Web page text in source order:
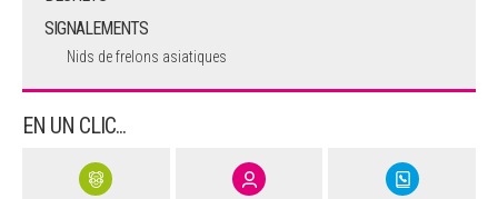
SIGNALEMENTS
Nids de frelons asiatiques
EN UN CLIC...